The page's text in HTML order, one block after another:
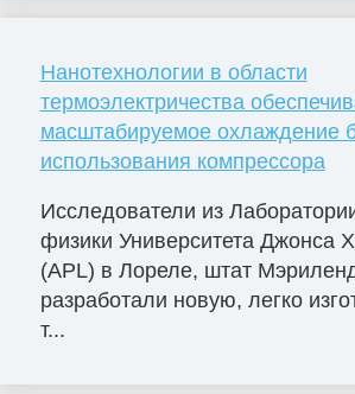
Нанотехнологии в области
термоэлектричества
масштабируемое охлаждение
использования компрессора
Исследователи из
физики Университета Джонса
(APL) в Лореле, штат
разработали новую, легко
т...